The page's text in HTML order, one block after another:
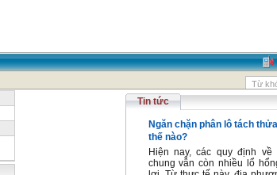
Tin tức
Ngăn chặn phân lô tách
thế nào?
Hiện nay, các quy định
chung vẫn còn nhiều lổ